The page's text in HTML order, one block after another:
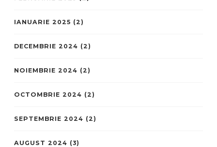
IANUARIE 2025 (2)
DECEMBRIE 2024 (2)
NOIEMBRIE 2024 (2)
OCTOMBRIE 2024 (2)
SEPTEMBRIE 2024 (2)
AUGUST 2024 (3)